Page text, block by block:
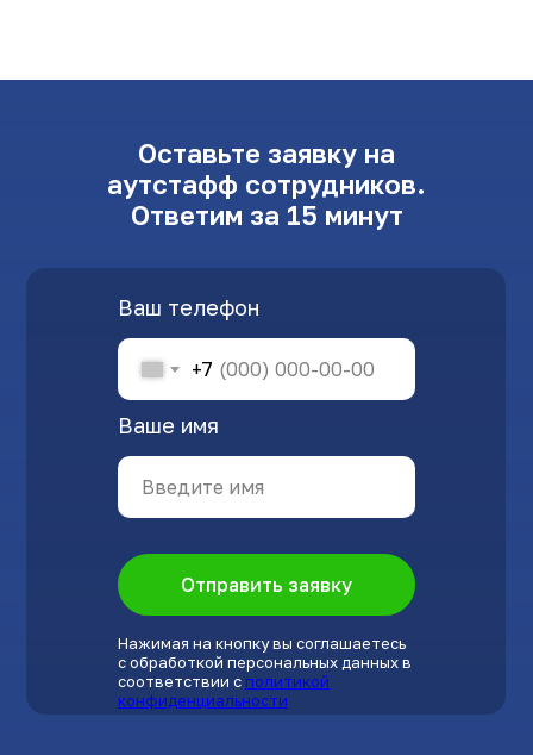
Ваш телефон
+7
Ваше имя
Отправить заявку
Нажимая на кнопку вы соглашаетесь
с обработкой персональных данных в
соответствии с политикой
конфиденциальности
Оставьте заявку на
аутстафф сотрудников.
Ответим за 15 минут